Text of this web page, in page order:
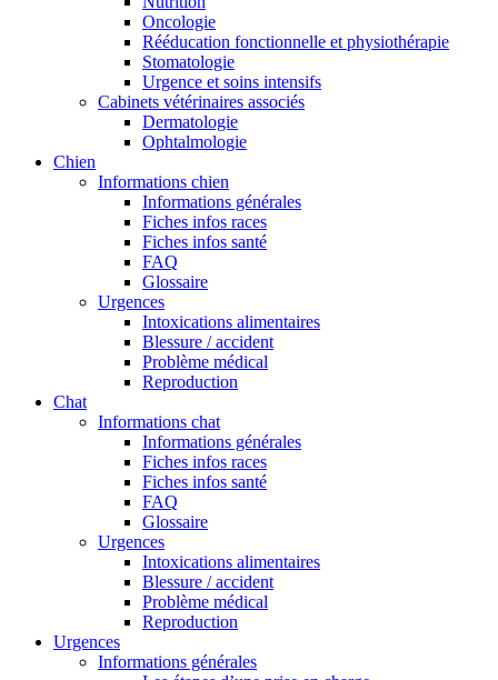
Oncologie
Rééducation fonctionnelle et physiothérapie
Stomatologie
Urgence et soins intensifs
Cabinets vétérinaires associés
Dermatologie
Ophtalmologie
Chien
Informations chien
Informations générales
Fiches infos races
Fiches infos santé
FAQ
Glossaire
Urgences
Intoxications alimentaires
Blessure / accident
Problème médical
Reproduction
Chat
Informations chat
Informations générales
Fiches infos races
Fiches infos santé
FAQ
Glossaire
Urgences
Intoxications alimentaires
Blessure / accident
Problème médical
Reproduction
Urgences
Informations générales